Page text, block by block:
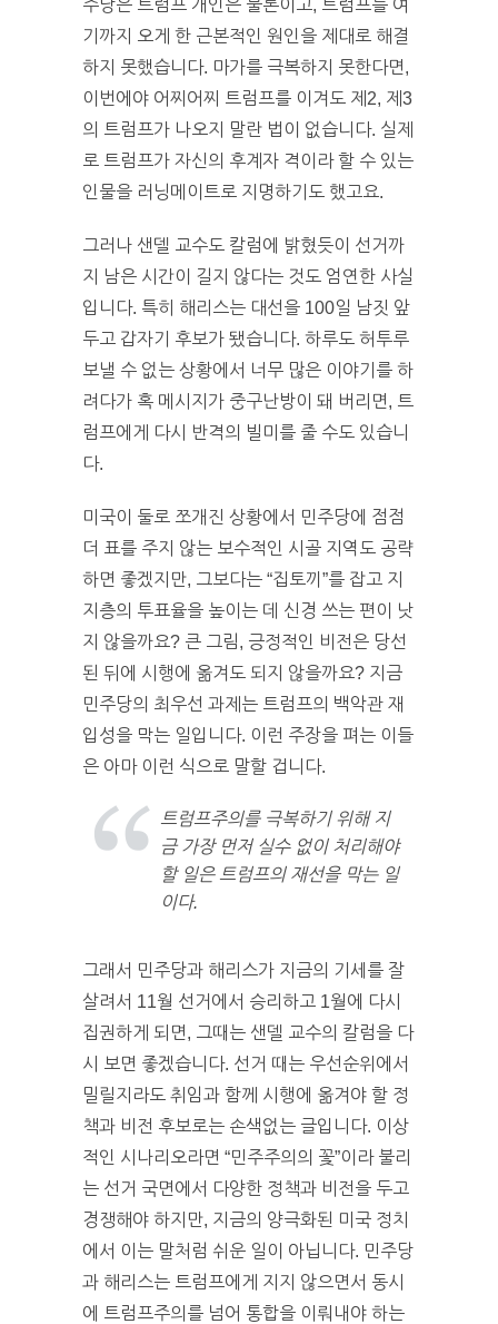
주당은 트럼프 개인은 물론이고, 트럼프를 여
기까지 오게 한 근본적인 원인을 제대로 해결
하지 못했습니다. 마가를 극복하지 못한다면,
이번에야 어찌어찌 트럼프를 이겨도 제2, 제3
의 트럼프가 나오지 말란 법이 없습니다. 실제
로 트럼프가 자신의 후계자 격이라 할 수 있는
인물을 러닝메이트로 지명하기도 했고요.
그러나 샌델 교수도 칼럼에 밝혔듯이 선거까
지 남은 시간이 길지 않다는 것도 엄연한 사실
입니다. 특히 해리스는 대선을 100일 남짓 앞
두고 갑자기 후보가 됐습니다. 하루도 허투루
보낼 수 없는 상황에서 너무 많은 이야기를 하
려다가 혹 메시지가 중구난방이 돼 버리면, 트
럼프에게 다시 반격의 빌미를 줄 수도 있습니
다.
미국이 둘로 쪼개진 상황에서 민주당에 점점
더 표를 주지 않는 보수적인 시골 지역도 공략
하면 좋겠지만, 그보다는 “집토끼”를 잡고 지
지층의 투표율을 높이는 데 신경 쓰는 편이 낫
지 않을까요? 큰 그림, 긍정적인 비전은 당선
된 뒤에 시행에 옮겨도 되지 않을까요? 지금
민주당의 최우선 과제는 트럼프의 백악관 재
입성을 막는 일입니다. 이런 주장을 펴는 이들
은 아마 이런 식으로 말할 겁니다.
트럼프주의를 극복하기 위해 지
금 가장 먼저 실수 없이 처리해야
할 일은 트럼프의 재선을 막는 일
이다.
그래서 민주당과 해리스가 지금의 기세를 잘
살려서 11월 선거에서 승리하고 1월에 다시
집권하게 되면, 그때는 샌델 교수의 칼럼을 다
시 보면 좋겠습니다. 선거 때는 우선순위에서
밀릴지라도 취임과 함께 시행에 옮겨야 할 정
책과 비전 후보로는 손색없는 글입니다. 이상
적인 시나리오라면 “민주주의의 꽃”이라 불리
는 선거 국면에서 다양한 정책과 비전을 두고
경쟁해야 하지만, 지금의 양극화된 미국 정치
에서 이는 말처럼 쉬운 일이 아닙니다. 민주당
과 해리스는 트럼프에게 지지 않으면서 동시
에 트럼프주의를 넘어 통합을 이뤄내야 하는